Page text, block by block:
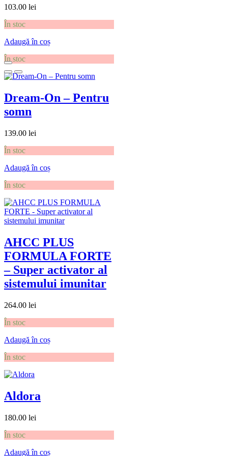
103.00 lei
În stoc
Adaugă în coș
În stoc
Dream-On – Pentru
somn
139.00 lei
În stoc
Adaugă în coș
În stoc
AHCC PLUS
FORMULA FORTE
– Super activator al
sistemului imunitar
264.00 lei
În stoc
Adaugă în coș
În stoc
Aldora
180.00 lei
În stoc
Adaugă în coș